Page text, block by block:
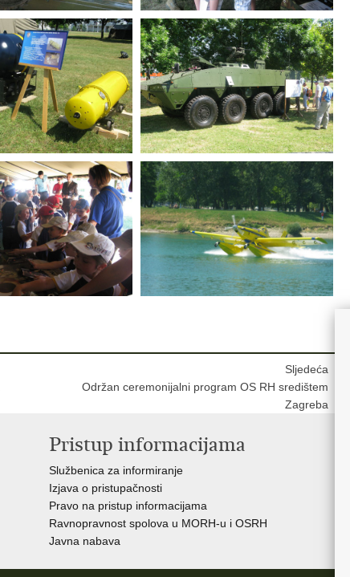
Sljedeća
Održan ceremonijalni program OS RH središtem
Zagreba
Pristup informacijama
Službenica za informiranje
Izjava o pristupačnosti
Pravo na pristup informacijama
Ravnopravnost spolova u MORH-u i OSRH
Javna nabava